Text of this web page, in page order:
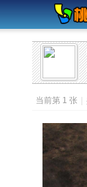
当前第 1 张